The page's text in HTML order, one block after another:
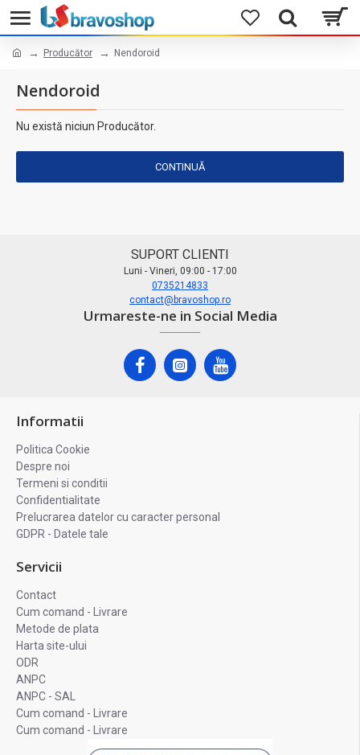
Producător Nendoroid
Nendoroid
Nu există niciun Producător.
CONTINUĂ
SUPORT CLIENTI
Luni - Vineri, 09:00 - 17:00
0735214833
contact@bravoshop.ro
Urmareste-ne in Social Media
Informatii
Politica Cookie
Despre noi
Termeni si conditii
Confidentialitate
Prelucrarea datelor cu caracter personal
GDPR - Datele tale
Servicii
Contact
Cum comand - Livrare
Metode de plata
Harta site-ului
ODR
ANPC
ANPC - SAL
Cum comand - Livrare
Cum comand - Livrare